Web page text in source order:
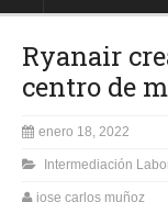
Ryanair
centro de
enero 18, 2022
Intermediación
jose carlos muñoz